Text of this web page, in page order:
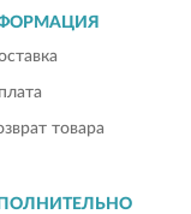
товара